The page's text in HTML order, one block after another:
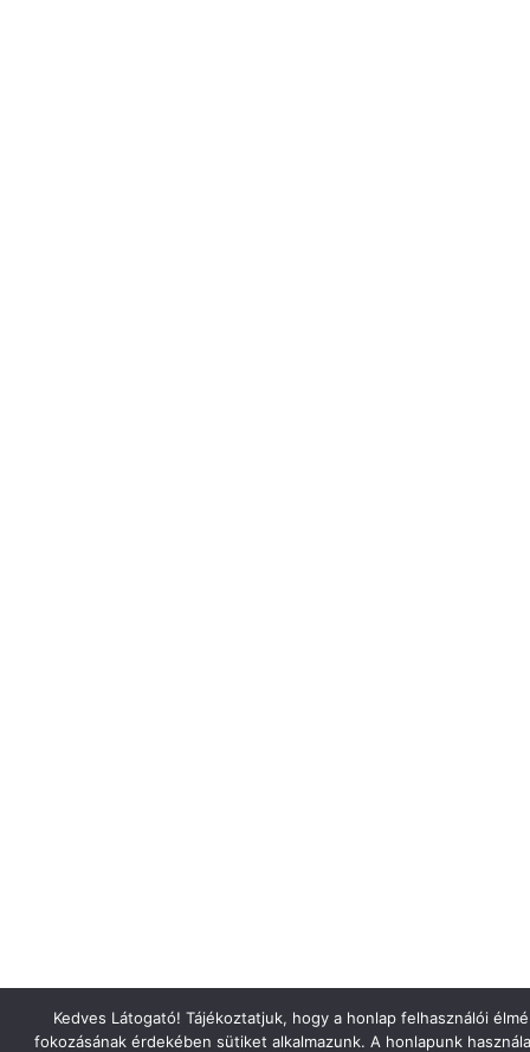
Kedves Látogató! Tájékoztatjuk, hogy a honlap felhasználói
fokozásának érdekében sütiket alkalmazunk. A honlapunk